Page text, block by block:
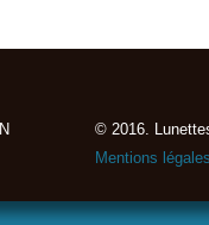
© 2016.
Mentions légales